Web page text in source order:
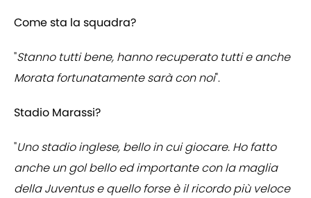
Come sta la squadra?
"Stanno tutti bene, hanno recuperato tutti e anche
Morata fortunatamente sarà con noi".
Stadio Marassi?
"Uno stadio inglese, bello in cui giocare. Ho fatto
anche un gol bello ed importante con la maglia
della Juventus e quello forse è il ricordo più veloce